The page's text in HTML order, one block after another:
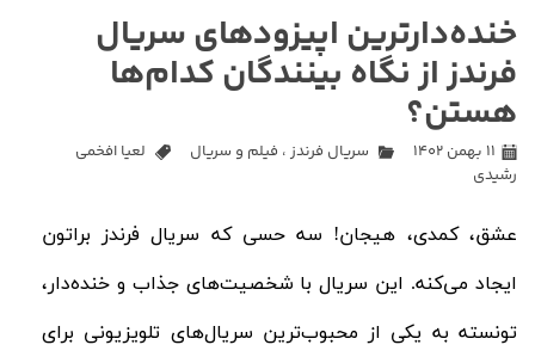
خروج از حساب کاربری
خنده‌دارترین اپیزودهای سریال
فرندز از نگاه بینندگان کدا‌م‌ها
هستن؟
۱۱ بهمن ۱۴۰۲ سریال فرندز ، فیلم و سریال
لعیا افخمی
رشیدی
عشق، کمدی، هیجان! سه حسی که سریال فرندز براتون
ایجاد می‌کنه. این سریال با شخصیت‌های جذاب و خنده‌دار،
تونسته به یکی از محبوب‌ترین سریال‌های تلویزیونی برای